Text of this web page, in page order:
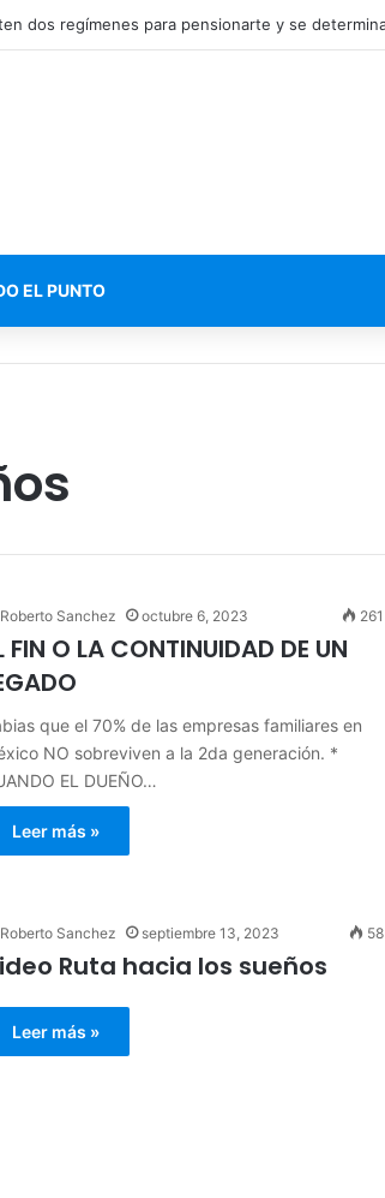
EL PUNTO
Roberto Sanchez octubre 6, 2023 261
FIN O LA CONTINUIDAD DE UN
que el 70% de las empresas familiares en
NO sobreviven a la 2da generación. *
EL DUEÑO…
Leer más »
Roberto Sanchez septiembre 13, 2023 58
Ruta hacia los sueños
Leer más »